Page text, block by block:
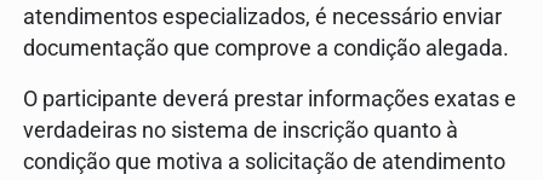
atendimentos especializados, é necessário enviar
documentação que comprove a condição alegada.
O participante deverá prestar informações exatas e
verdadeiras no sistema de inscrição quanto à
condição que motiva a solicitação de atendimento